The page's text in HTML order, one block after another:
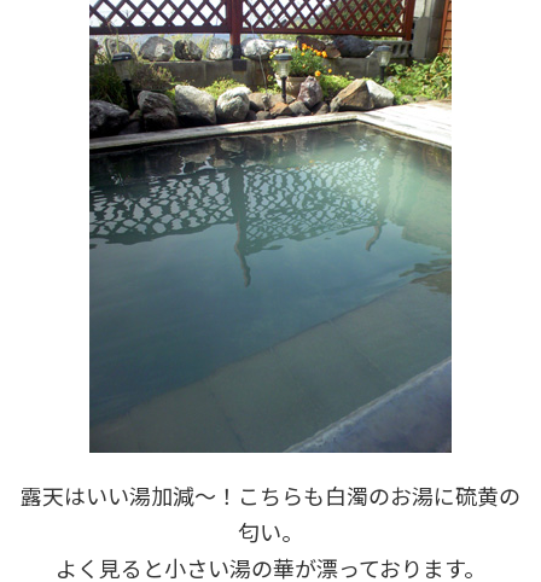
露天はいい湯加減～！こちらも白濁のお湯に硫黄の
匂い。
よく見ると小さい湯の華が漂っております。